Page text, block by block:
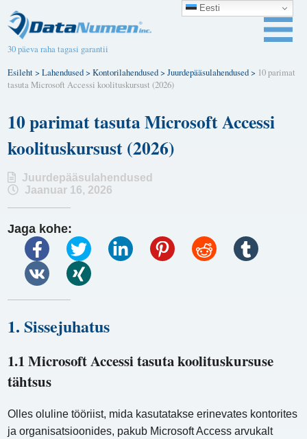
30 päeva raha tagasi garantii
Esileht>Lahendused>Kontorilahendused>Juurdepääsulahendused> 10 parimat
tasuta Microsoft Accessi koolituskursust (2026)
10 parimat tasuta Microsoft Accessi
koolituskursust (2026)
Juurdepääsulahendused
Jaanuar 16, 2026
Jaga kohe:
1. Sissejuhatus
1.1 Microsoft Accessi tasuta koolituskursuse
tähtsus
Olles oluline tööriist, mida kasutatakse erinevates kontorites
ja organisatsioonides, pakub Microsoft Access arvukalt
Eesti